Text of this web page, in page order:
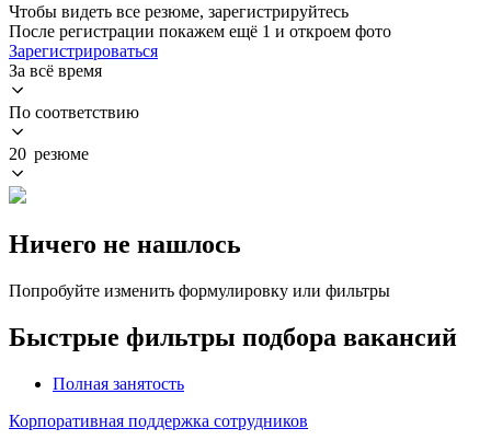
Чтобы видеть все резюме, зарегистрируйтесь
После регистрации покажем ещё 1 и откроем фото
Зарегистрироваться
За всё время
По соответствию
20 резюме
Ничего не нашлось
Попробуйте изменить формулировку или фильтры
Быстрые фильтры подбора вакансий
Полная занятость
Корпоративная поддержка сотрудников